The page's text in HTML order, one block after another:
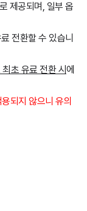
제공되며, 일부 옵
전환할 수 있습니
초 유료 전환 시 에
되지 않으니 유의